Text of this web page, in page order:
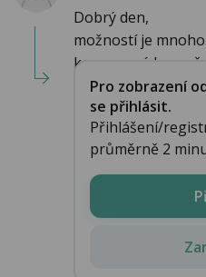
Dobrý den,
možností je
kompresních
Pro zobrazení
se přihlásit.
Přihlášení/
průměrně 2